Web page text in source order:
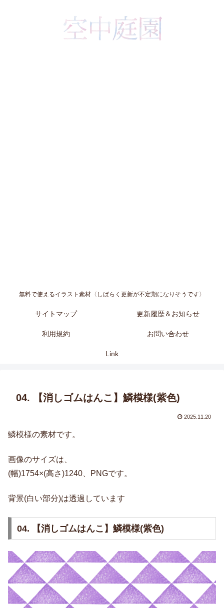
無料で使えるイラスト素材〈しばらく更新が不定期になりそうです〉
サイトマップ 更新履歴＆お知らせ
利用規約 お問い合わせ
Link
04. 【消しゴムはんこ】鱗模様(紫色)
2025.11.20
鱗模様の素材です。
画像のサイズは、
(幅)1754×(高さ)1240、PNGです。
背景(白い部分)は透過しています
04. 【消しゴムはんこ】鱗模様(紫色)